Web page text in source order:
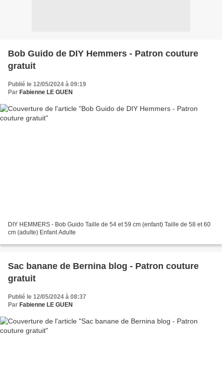
Bob Guido de DIY Hemmers - Patron couture
gratuit
Publié le 12/05/2024 à 09:19
Par Fabienne LE GUEN
DIY HEMMERS - Bob Guido Taille de 54 et 59 cm (enfant) Taille de 58 et 60
cm (adulte) Enfant Adulte
Sac banane de Bernina blog - Patron couture
gratuit
Publié le 12/05/2024 à 08:37
Par Fabienne LE GUEN